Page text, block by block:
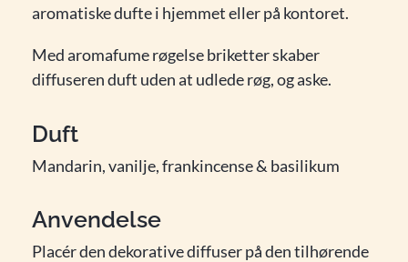
aromatiske dufte i hjemmet eller på kontoret.
Med aromafume røgelse briketter skaber
diffuseren duft uden at udlede røg, og aske.
Duft
Mandarin, vanilje, frankincense & basilikum
Anvendelse
Placér den dekorative diffuser på den tilhørende